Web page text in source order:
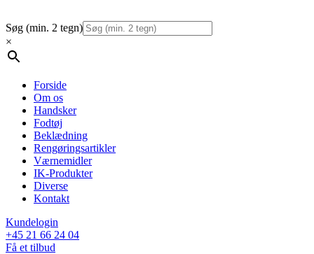
Søg (min. 2 tegn)
×
Forside
Om os
Handsker
Fodtøj
Beklædning
Rengøringsartikler
Værnemidler
IK-Produkter
Diverse
Kontakt
Kundelogin
+45 21 66 24 04
Få et tilbud